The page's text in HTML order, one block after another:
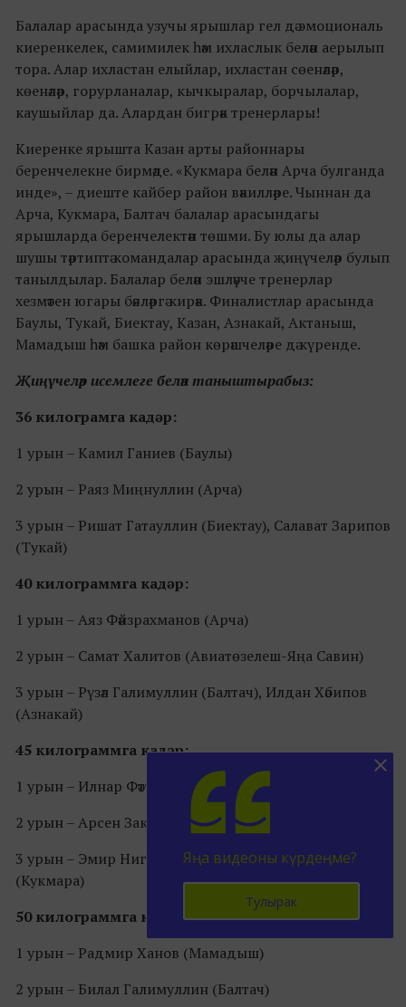
Балалар арасында узучы ярышлар гел дә эмоциональ
киеренкелек, самимилек һәм ихласлык белән аерылып
тора. Алар ихластан елыйлар, ихластан сөенәләр,
көенәләр, горурланалар, кычкыралар, борчылалар,
каушыйлар да. Алардан бигрәк тренерлары!
Киеренке ярышта Казан арты районнары
беренчелекне бирмәде. «Кукмара белән Арча булганда
инде», – диеште кайбер район вәкилләре. Чыннан да
Арча, Кукмара, Балтач балалар арасындагы
ярышларда беренчелектән төшми. Бу юлы да алар
шушы тәртиптә командалар арасында җиңүчеләр булып
танылдылар. Балалар белән эшләүче тренерлар
хезмәтен югары бәяләргә кирәк. Финалистлар арасында
Баулы, Тукай, Биектау, Казан, Азнакай, Актаныш,
Мамадыш һәм башка район көрәшчеләре дә күренде.
Җиңүчеләр исемлеге белән таныштырабыз:
36 килограмга кадәр:
1 урын – Камил Ганиев (Баулы)
2 урын – Раяз Миңнуллин (Арча)
3 урын – Ришат Гатауллин (Биектау), Салават Зарипов
(Тукай)
40 килограммга кадәр:
1 урын – Аяз Фәйзрахманов (Арча)
2 урын – Самат Халитов (Авиатөзелеш-Яңа Савин)
3 урын – Рүзәл Галимуллин (Балтач), Илдан Хәбипов
(Азнакай)
45 килограммга кадәр:
1 урын – Илнар Фәттахов (Кукмара)
2 урын – Арсен Закиров (Актаныш)
3 урын – Эмир Нигъмәтҗанов (Чаллы), Кәрим Нәҗипов
(Кукмара)
50 килограммга кадәр:
1 урын – Радмир Ханов (Мамадыш)
2 урын – Билал Галимуллин (Балтач)
Яңа видеоны күрдеңме?
Тулырак